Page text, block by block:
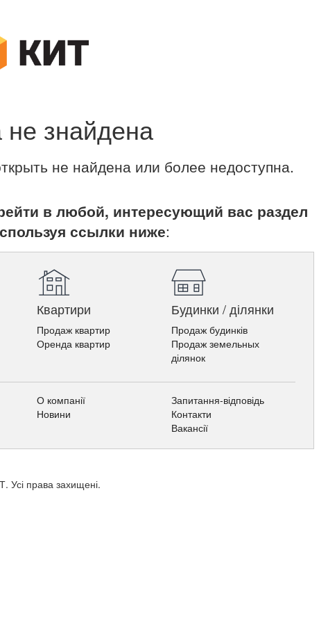
не знайдена
не найдена или более недоступна.
в любой, интересующий вас раздел
ссылки ниже:
Квартири
Продаж квартир
Оренда квартир
Будинки / ділянки
Продаж будинків
Продаж земельных
ділянок
О компанії
Новини
Запитання-відповідь
Контакти
Вакансії
Усі права захищені.